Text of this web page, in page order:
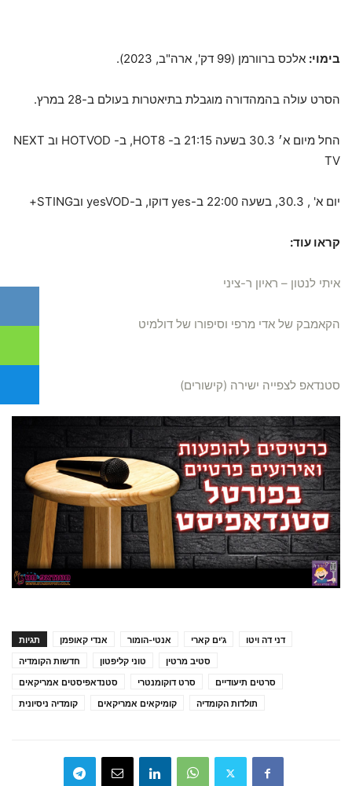
בימוי: אלכס ברוורמן (99 דק', ארה"ב, 2023).
הסרט עולה בהמהדורה מוגבלת בתיאטרות בעולם ב-28 במרץ.
החל מיום א׳ 30.3 בשעה 21:15 ב- HOT8, ב- HOTVOD וב NEXT
TV
יום א' , 30.3, בשעה 22:00 ב-yes דוקו, ב-yesVOD ובSTING+
קראו עוד:
איתי לנטון – ראיון ר-ציני
הקאמבק של אדי מרפי וסיפורו של דולמיט
סטנדאפ לצפייה ישירה (קישורים)
תגיות אנדי קאופמן אנטי-הומור ג'ים קארי
דני דה ויטו
חדשות הקומדיה
טוני קליפטון
סטיב מרטין
סטנדאפיסטים אמריקאים
סרט דוקומנטרי
סרטים תיעודיים
קומדיה ניסיונית
קומיקאים אמריקאים תולדות הקומדיה